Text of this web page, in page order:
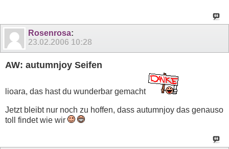
Rosenrosa:
23.02.2006 10:28
AW: autumnjoy Seifen
lioara, das hast du wunderbar gemacht
Jetzt bleibt nur noch zu hoffen, dass autumnjoy das genauso
toll findet wie wir